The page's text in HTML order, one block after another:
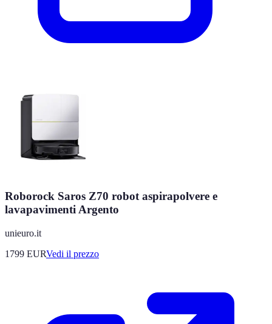
Roborock Saros Z70 robot aspirapolvere e
lavapavimenti Argento
unieuro.it
1799 EURVedi il prezzo